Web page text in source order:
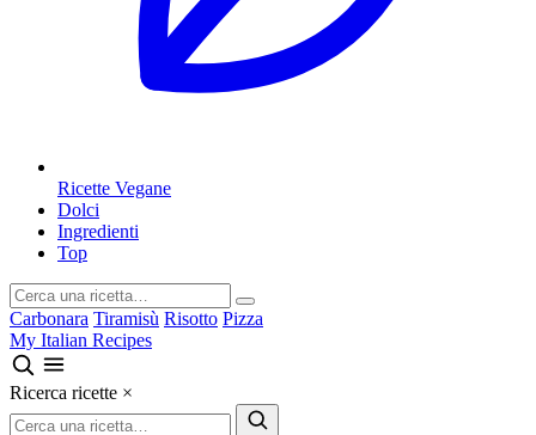
Ricette Vegane
Dolci
Ingredienti
Top
Carbonara Tiramisù Risotto Pizza
My Italian Recipes
Ricerca ricette ×